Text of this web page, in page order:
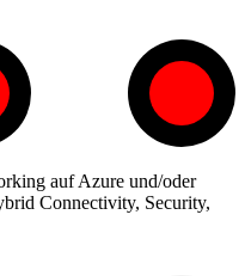
auf Azure und/oder
Connectivity, Security,